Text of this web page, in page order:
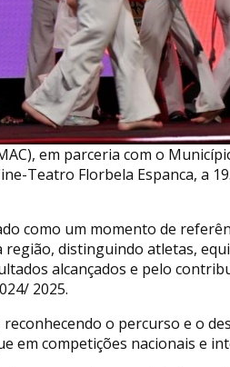
em parceria com o
Teatro Florbela Espanca, a
como um momento de
distinguindo atletas,
alcançados e pelo
2025.
o percurso e o
em competições nacionais e